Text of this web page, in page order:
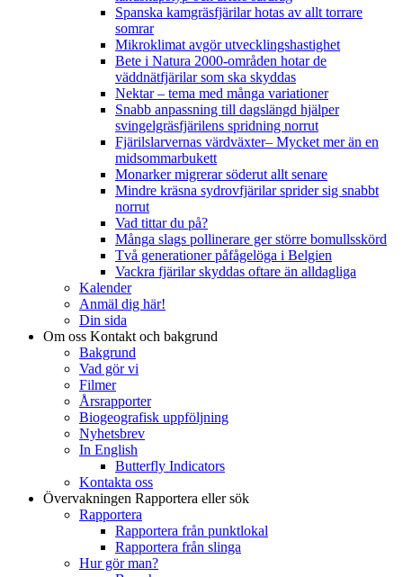
Spanska kamgräsfjärilar hotas av allt torrare
somrar
Mikroklimat avgör utvecklingshastighet
Bete i Natura 2000-områden hotar de
väddnätfjärilar som ska skyddas
Nektar – tema med många variationer
Snabb anpassning till dagslängd hjälper
svingelgräsfjärilens spridning norrut
Fjärilslarvernas värdväxter– Mycket mer än en
midsommarbukett
Monarker migrerar söderut allt senare
Mindre kräsna sydrovfjärilar sprider sig snabbt
norrut
Vad tittar du på?
Många slags pollinerare ger större bomullsskörd
Två generationer påfågelöga i Belgien
Vackra fjärilar skyddas oftare än alldagliga
Kalender
Anmäl dig här!
Din sida
Om oss Kontakt och bakgrund
Bakgrund
Vad gör vi
Filmer
Årsrapporter
Biogeografisk uppföljning
Nyhetsbrev
In English
Butterfly Indicators
Kontakta oss
Övervakningen Rapportera eller sök
Rapportera
Rapportera från punktlokal
Rapportera från slinga
Hur gör man?